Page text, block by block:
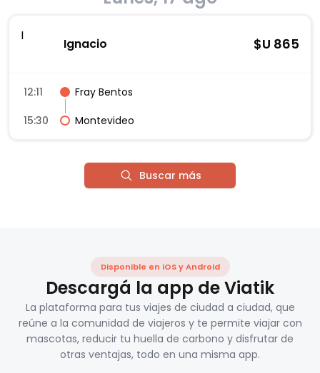
I
Ignacio $U 865
12:11
Fray Bentos
15:30
Montevideo
Buscar más
Disponible en iOS y Android
Descargá la app de Viatik
La plataforma para tus viajes de ciudad a ciudad, que
reúne a la comunidad de viajeros y te permite viajar con
mascotas, reducir tu huella de carbono y disfrutar de
otras ventajas, todo en una misma app.